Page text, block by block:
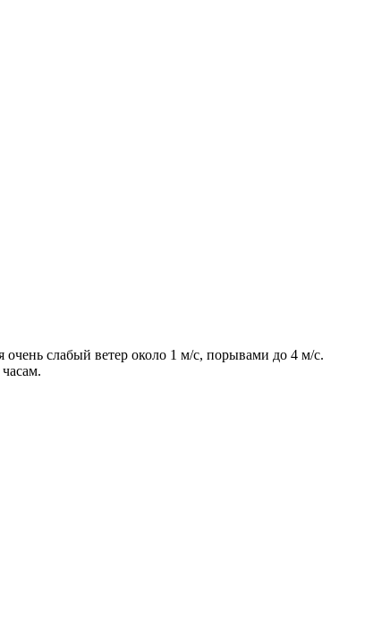
слабый ветер около 1 м/с, порывами до 4 м/с.